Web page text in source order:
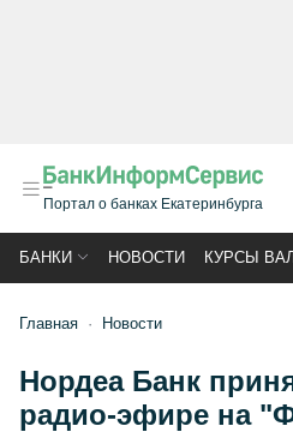
Портал о банках Екатеринбурга
БАНКИ НОВОСТИ КУРСЫ
Главная Новости
Нордеа Банк
радио-эфире на